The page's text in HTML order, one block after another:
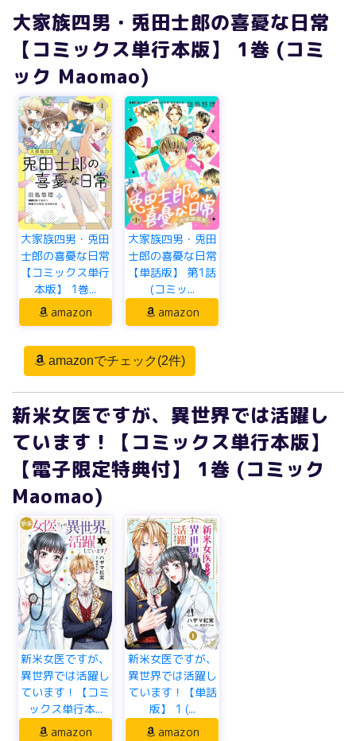
大家族四男・兎田士郎の喜憂な日常
【コミックス単行本版】 1巻 (コミ
ック Maomao)
大家族四男・兎田
士郎の喜憂な日常
【コミックス単行
本版】 1巻...
amazon
大家族四男・兎田
士郎の喜憂な日常
【単話版】 第1話
(コミッ...
amazon
amazonでチェック(2件)
新米女医ですが、異世界では活躍し
ています！【コミックス単行本版】
【電子限定特典付】 1巻 (コミック
Maomao)
新米女医ですが、
異世界では活躍し
ています！【コミ
ックス単行本...
amazon
新米女医ですが、
異世界では活躍し
ています！【単話
版】 1 (...
amazon